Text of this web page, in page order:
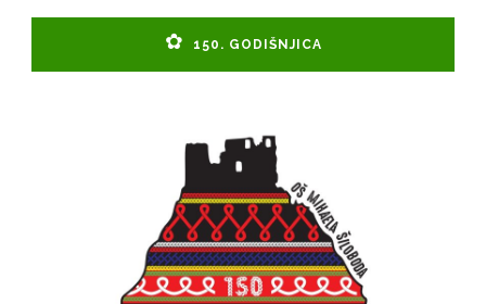
150. GODIŠNJICA